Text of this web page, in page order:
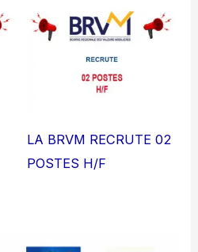
LA BRVM RECRUTE 02
POSTES H/F